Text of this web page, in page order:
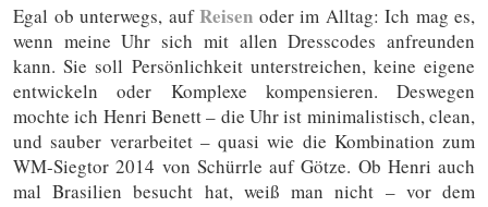
Egal ob unterwegs, aufReisen oder im Alltag: Ich mag es,
wenn meine Uhr sich mit allen Dresscodes anfreunden
kann. Sie soll Persönlichkeit unterstreichen, keine eigene
entwickeln oder Komplexe kompensieren. Deswegen
mochte ich Henri Benett – die Uhr ist minimalistisch, clean,
und sauber verarbeitet – quasi wie die Kombination zum
WM-Siegtor 2014 von Schürrle auf Götze. Ob Henri auch
mal Brasilien besucht hat, weiß man nicht – vor dem